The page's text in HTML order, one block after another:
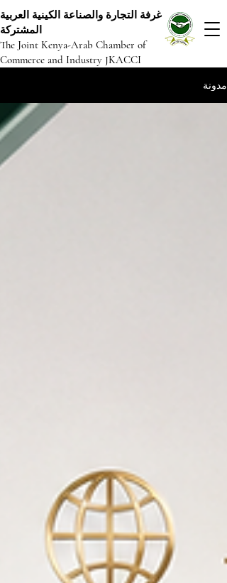
غرفة التجارة والصناعة الكينية العربية
المشتركة
The Joint Kenya-Arab Chamber of
Commerce and Industry JKACCI
مدونة